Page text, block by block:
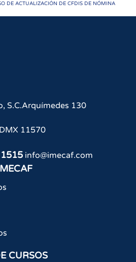
DE ACTUALIZACIÓN DE CFDIS DE NÓMINA
S.C.Arquímedes 130
11570
info@imecaf.com
CURSOS